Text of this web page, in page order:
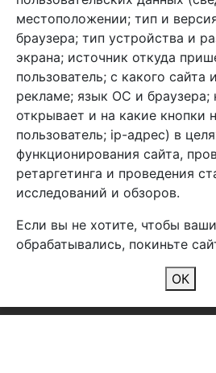
Арбен текстиль г. Щелково,
1-й Советский д.25, владение
Мы в соц. сетях
2026 Copyright ©
местоположении; тип и
браузера; тип устройства и
экрана; источник откуда
пользователь; с какого сайта
рекламе; язык ОС и браузера;
открывает и на какие кнопки
пользователь; ip-адрес) в
функционирования сайта,
ретаргетинга и проведения
исследований и обзоров.
Если вы не хотите, чтобы
обрабатывались, покиньте
ОК